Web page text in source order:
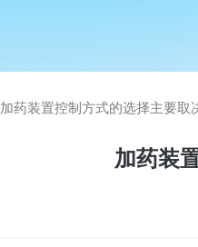
加药装置控制方式的选择主要取
加药装